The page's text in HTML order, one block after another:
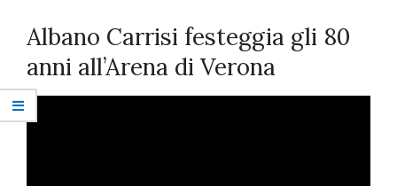
Albano Carrisi festeggia gli 80
anni all’Arena di Verona